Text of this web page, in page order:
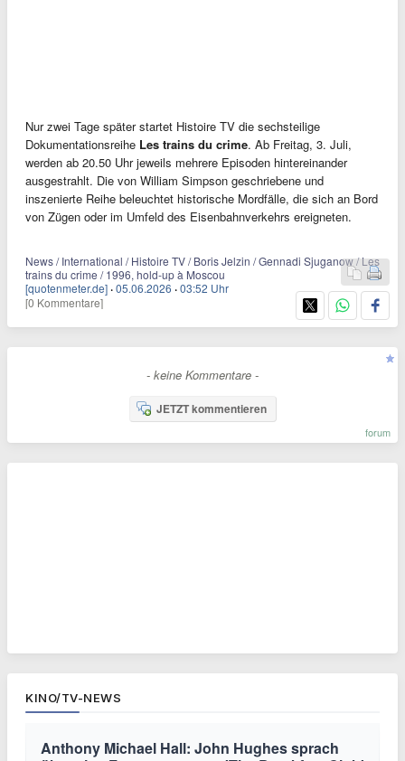
Nur zwei Tage später startet Histoire TV die sechsteilige
Dokumentationsreihe Les trains du crime. Ab Freitag, 3. Juli,
werden ab 20.50 Uhr jeweils mehrere Episoden hintereinander
ausgestrahlt. Die von William Simpson geschriebene und
inszenierte Reihe beleuchtet historische Mordfälle, die sich an Bord
von Zügen oder im Umfeld des Eisenbahnverkehrs ereigneten.
News / International / Histoire TV / Boris Jelzin / Gennadi Sjuganow / Les
trains du crime / 1996, hold-up à Moscou
[quotenmeter.de] ·05.06.2026 ·03:52 Uhr
[0 Kommentare]
- keine Kommentare -
JETZT kommentieren
forum
KINO/TV-NEWS
Anthony Michael Hall: John Hughes sprach